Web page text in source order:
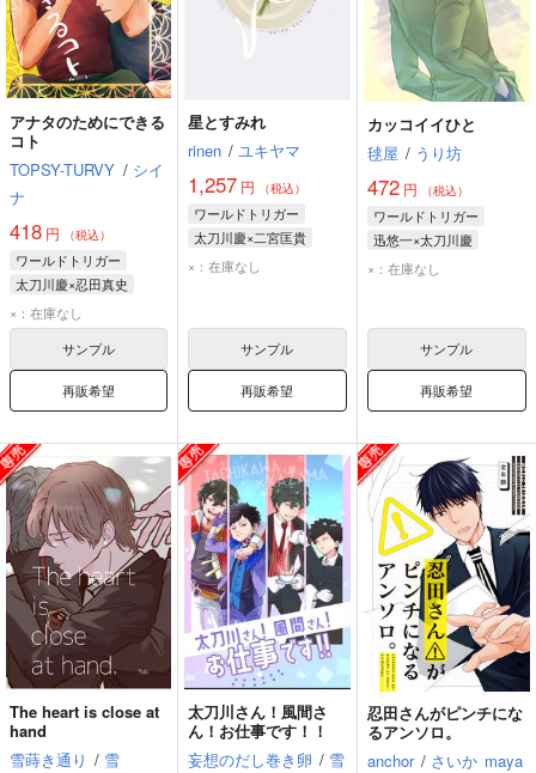
アナタのためにできる
コト
TOPSY-TURVY / シイ
ナ
418 円 （税込）
ワールドトリガー
太刀川慶×忍田真史
忍田真史
×：在庫なし
サンプル
再販希望
星とすみれ
rinen / ユキヤマ
1,257 円 （税込）
ワールドトリガー
太刀川慶×二宮匡貴
太刀川慶
×：在庫なし
サンプル
再販希望
カッコイイひと
毬屋 / うり坊
472円 （税込）
ワールドトリガー
迅悠一×太刀川慶
迅悠一
太刀川慶
×：在庫なし
サンプル
再販希望
The heart is close at
hand
雪蒔き通り / 雪
太刀川さん！風間さ
ん！お仕事です！！
妄想のだし巻き卵 / 雪
忍田さんがピンチにな
るアンソロ。
anchor / さいか maya